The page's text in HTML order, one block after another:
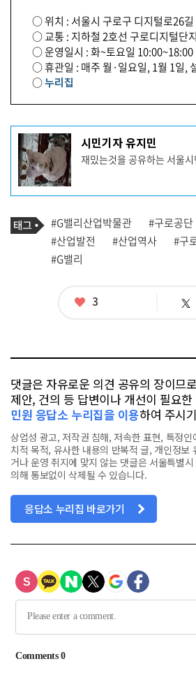
○ 위치 : 서울시 구로구 디지털로26길
○ 교통 : 지하철 2호선 구로디지털단
○ 운영일시 : 화~토요일 10:00~18:00
○ 휴관일 : 매주 월·일요일, 1월 1일,
○누리집
기
사
작
성
자
프
필
시민기자 유지민
재밌는것을 공유하는 서울
기
사
관
련
태
태
그
#G밸리산업박물관 #구로공단
#산업발전
#산업역사
#구
#G밸리
좋
3 트
댓글은 자유로운 의견 공유의 장이므
제안, 건의 등 답변이나 개선이 필요
민원 응답소 누리집을 이용하여 주시
상업성 광고, 저작권 침해, 저속한 표현, 특정
치적 목적, 유사한 내용의 반복적 글, 개인정보
거나 운영 취지에 맞지 않는 댓글은 서울특별
의해 통보없이 삭제될 수 있습니다.
응답소 누리집 바로가기